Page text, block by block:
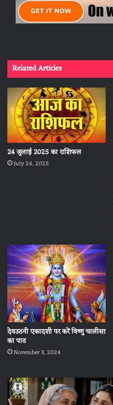
Related Articles
24 जुलाई 2025 का राशिफल
July 24, 2025
देवउठनी एकादशी पर करें विष्णु चालीसा
का पाठ
November 3, 2024